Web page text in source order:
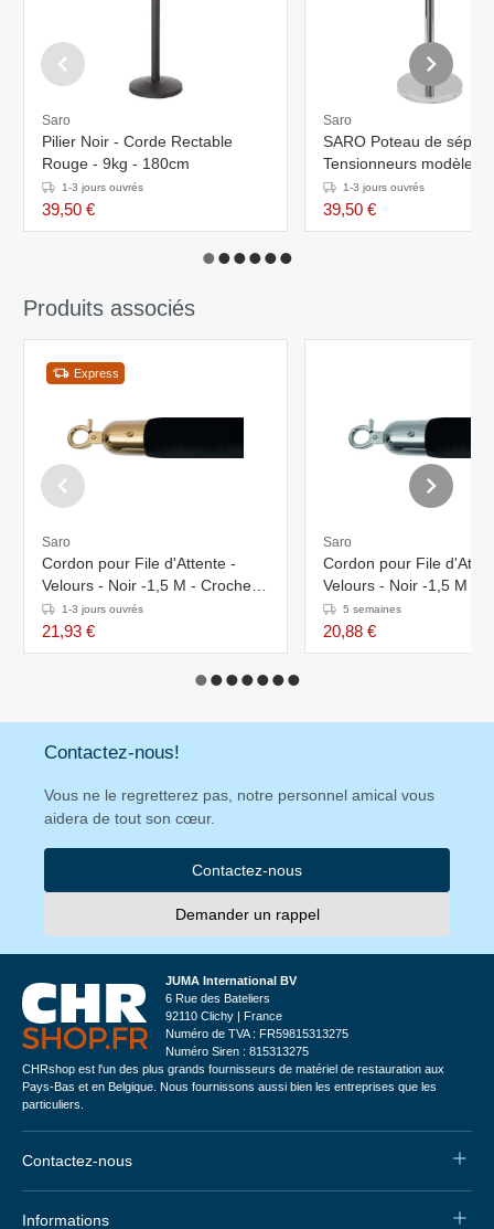
Saro
Pilier Noir - Corde Rectable
Rouge - 9kg - 180cm
1-3 jours ouvrés
39,50 €
Saro
SARO Poteau de
Tensionneurs modèle
1-3 jours ouvrés
39,50 €
Produits associés
Express
Saro
Cordon pour File d'Attente -
Velours - Noir -1,5 M - Crochets
Dorés1-3 jours ouvrés
21,93 €
Saro
Cordon pour File
Velours - Noir -1,5 M -
Argent Chromé
5 semaines
20,88 €
Contactez-nous!
Vous ne le regretterez pas, notre personnel amical vous
aidera de tout son cœur.
Contactez-nous
Demander un rappel
JUMA International BV
6 Rue des Bateliers
92110 Clichy | France
Numéro de TVA : FR59815313275
Numéro Siren : 815313275
CHRshop est l'un des plus grands fournisseurs de matériel de restauration aux
Pays-Bas et en Belgique. Nous fournissons aussi bien les entreprises que les
particuliers.
Contactez-nous
Informations